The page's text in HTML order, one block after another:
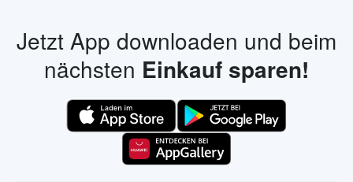
Jetzt App downloaden und beim
nächsten Einkauf sparen!